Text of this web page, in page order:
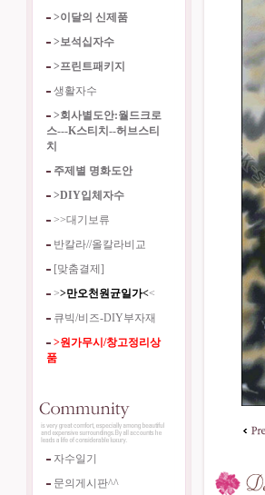
>이달의 신제품
>보석십자수
>프린트패키지
생활자수
>회사별도안:월드크로
스---K스티치--허브스티
치
주제별 명화도안
>DIY입체자수
>>대기보류
반칼라//올칼라비교
[맞춤결제]
>>만오천원균일가<<
큐빅/비즈-DIY부자재
>원가무시/창고정리상
품
자수일기
문의게시판^^